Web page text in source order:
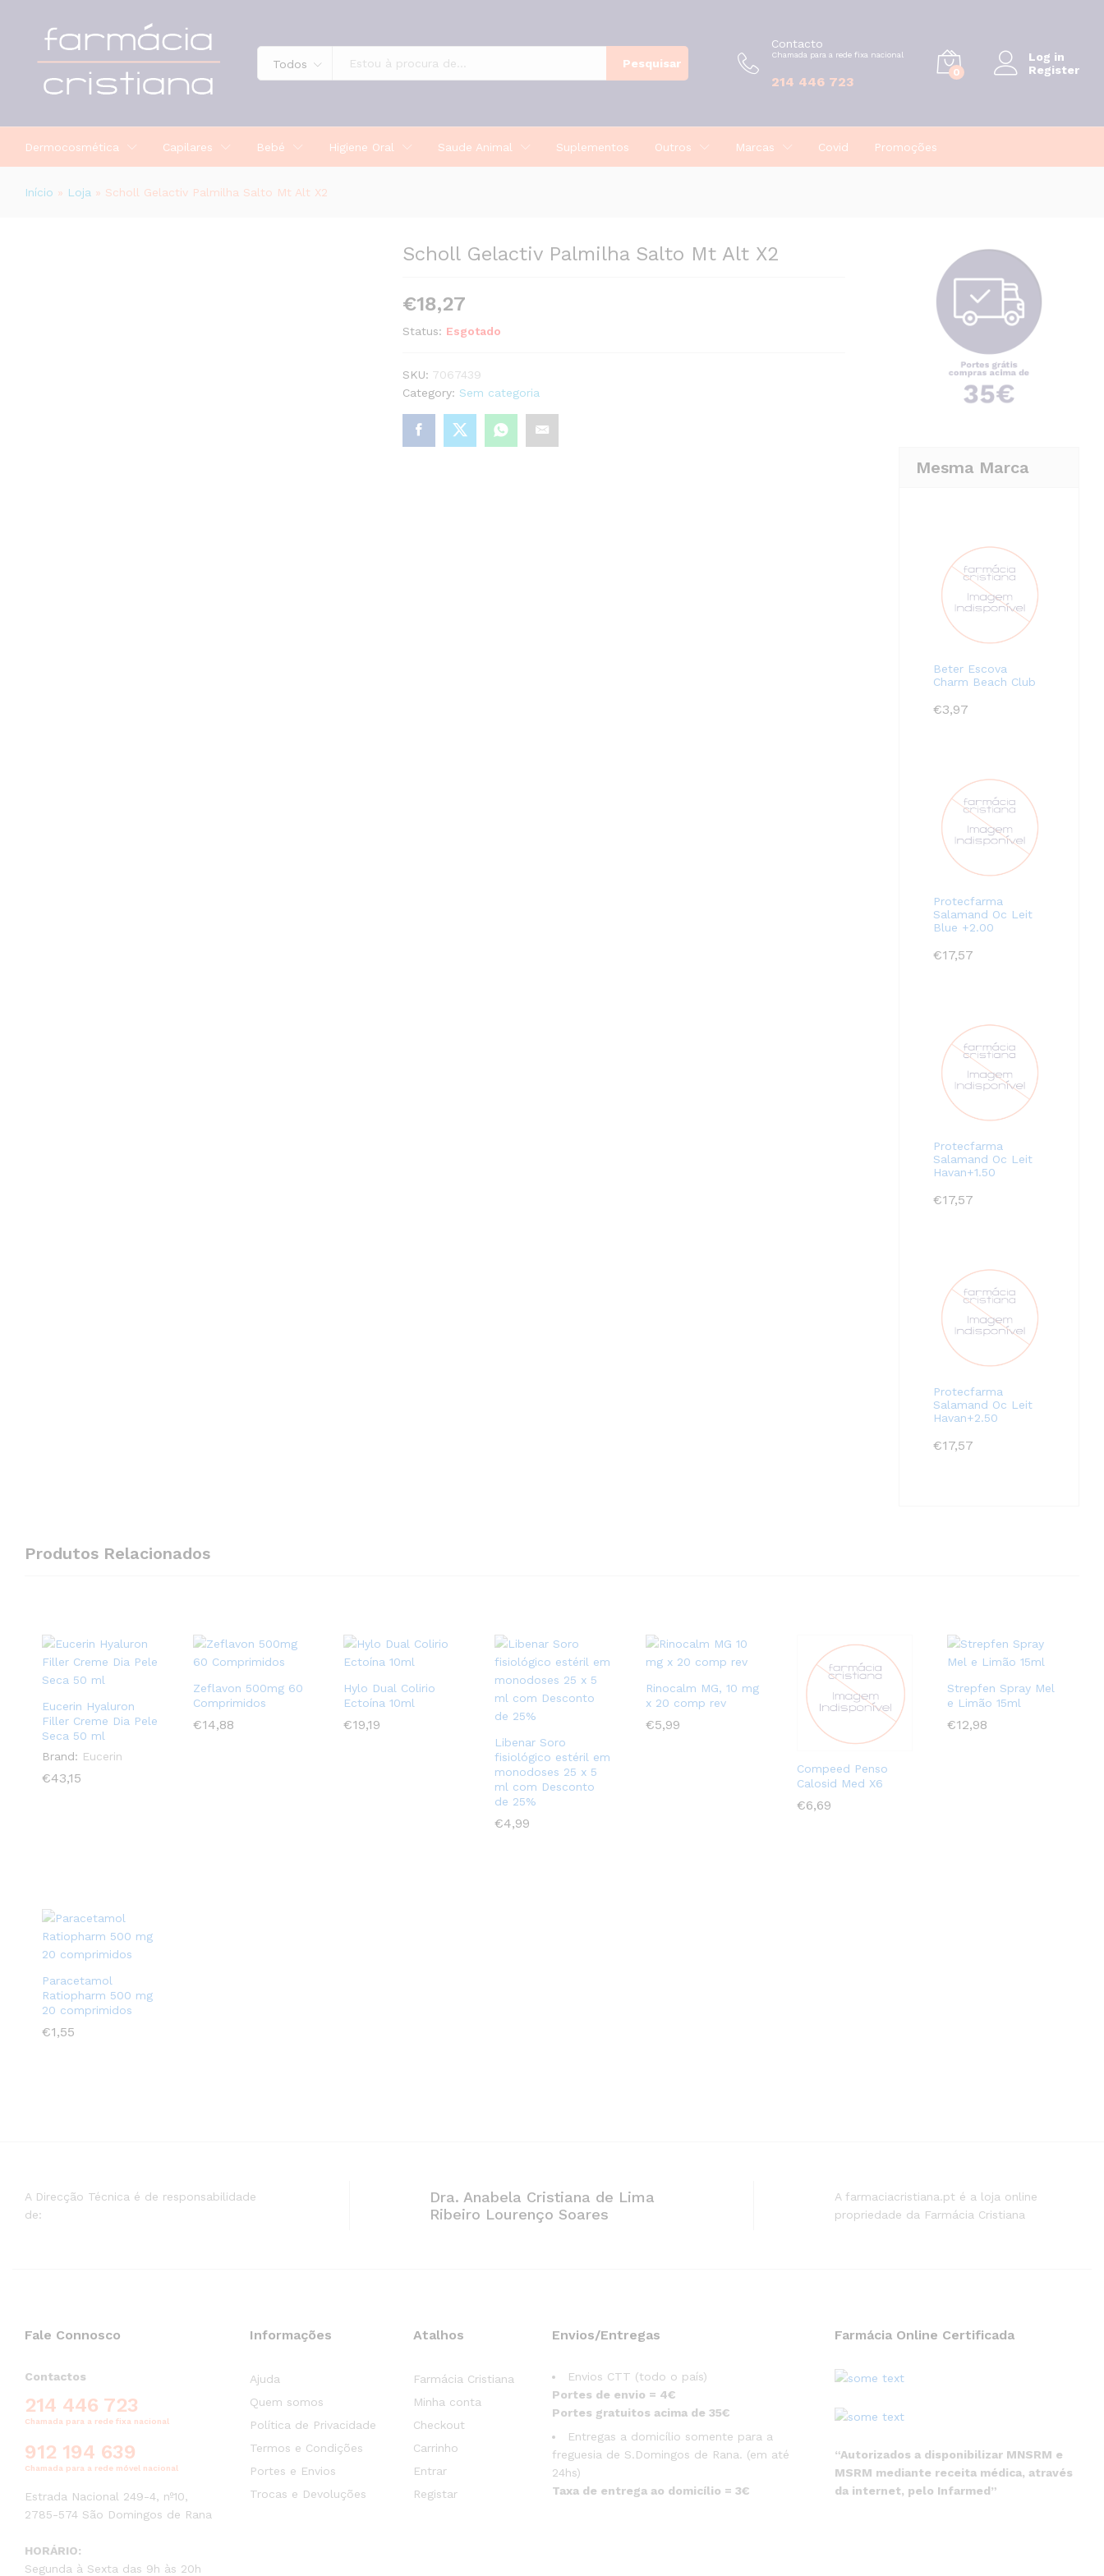
Todos Pesquisar
Contacto
Chamada para a rede fixa nacional
214 446 723
0
Log in
Register
Dermocosmética Capilares Bebé Higiene Oral Saude Animal Suplementos Outros Marcas Covid Promoções
Início » Loja » Scholl Gelactiv Palmilha Salto Mt Alt X2
Scholl Gelactiv Palmilha Salto Mt Alt X2
€18,27
Status: Esgotado
SKU: 7067439
Category: Sem categoria
Mesma Marca
Beter Escova
Charm Beach Club
€3,97
Protecfarma
Salamand Oc Leit
Blue +2.00
€17,57
Protecfarma
Salamand Oc Leit
Havan+1.50
€17,57
Protecfarma
Salamand Oc Leit
Havan+2.50
€17,57
Produtos Relacionados
Eucerin Hyaluron
Filler Creme Dia Pele
Seca 50 ml
Brand: Eucerin
€43,15
€43,15
Zeflavon 500mg 60
Comprimidos
€14,88
€14,88
Hylo Dual Colirio
Ectoína 10ml
€19,19
€19,19
Libenar Soro
fisiológico estéril em
monodoses 25 x 5
ml com Desconto
de 25%
€4,99
€4,99
Rinocalm MG, 10 mg
x 20 comp rev
€5,99
€5,99
Compeed Penso
Calosid Med X6
€6,69
€6,69
Strepfen Spray Mel
e Limão 15ml
€12,98
€12,98
Paracetamol
Ratiopharm 500 mg
20 comprimidos
€1,55
€1,55
A Direcção Técnica é de responsabilidade
de:
Dra. Anabela Cristiana de Lima
Ribeiro Lourenço Soares
A farmaciacristiana.pt é a loja online
propriedade da Farmácia Cristiana
Fale Connosco
Contactos
214 446 723
Chamada para a rede fixa nacional
912 194 639
Chamada para a rede móvel nacional
Estrada Nacional 249-4, nº10,
2785-574 São Domingos de Rana
HORÁRIO:
Segunda à Sexta das 9h às 20h
Informações
Ajuda
Quem somos
Política de Privacidade
Termos e Condições
Portes e Envios
Trocas e Devoluções
Atalhos
Farmácia Cristiana
Minha conta
Checkout
Carrinho
Entrar
Registar
Envios/Entregas
Envios CTT (todo o país)
Portes de envio = 4€
Portes gratuitos acima de 35€
Entregas a domicílio somente para a
freguesia de S.Domingos de Rana. (em até
24hs)
Taxa de entrega ao domicílio = 3€
Farmácia Online Certificada
“Autorizados a disponibilizar MNSRM e
MSRM mediante receita médica, através
da internet, pelo Infarmed”